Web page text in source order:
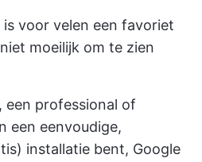
voor velen een favoriet
moeilijk om te zien
een professional of
een eenvoudige,
installatie bent, Google